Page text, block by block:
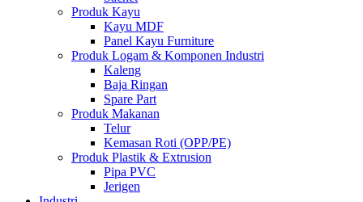
Produk Kayu
Kayu MDF
Panel Kayu Furniture
Produk Logam & Komponen Industri
Kaleng
Baja Ringan
Spare Part
Produk Makanan
Telur
Kemasan Roti (OPP/PE)
Produk Plastik & Extrusion
Pipa PVC
Jerigen